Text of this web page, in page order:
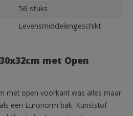
56 stuks
Levensmiddelengeschikt
met Open
met open voorkant was alles maar
een Euronorm bak. Kunststof